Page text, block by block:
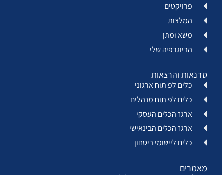
פרויקטים
המלצות
משא ומתן
הביוגרפיה שלי
סדנאות והרצאות
כלים לפיתוח ארגוני
כלים לפיתוח מנהלים
ארגז הכלים העסקי
ארגז הכלים הבינאישי
כלים ליישומי ביטחון
מאמרים